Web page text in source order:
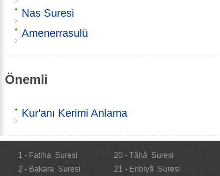
Nas Suresi
Amenerrasulü
Önemli
Kur'anı Kerimi Anlama
1 - Fatiha Suresi
2 - Bakara Suresi
20 - Tâhâ Suresi
21 - Enbiyâ Suresi